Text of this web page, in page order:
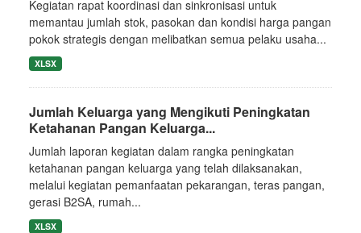
Kegiatan rapat koordinasi dan sinkronisasi untuk
memantau jumlah stok, pasokan dan kondisi harga pangan
pokok strategis dengan melibatkan semua pelaku usaha...
XLSX
Jumlah Keluarga yang Mengikuti Peningkatan
Ketahanan Pangan Keluarga...
Jumlah laporan kegiatan dalam rangka peningkatan
ketahanan pangan keluarga yang telah dilaksanakan,
melalui kegiatan pemanfaatan pekarangan, teras pangan,
gerasi B2SA, rumah...
XLSX